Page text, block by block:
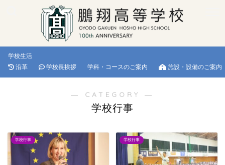
学校生活
沿革
学校長挨拶 学科・コースのご案内 施設・設備のご案内
― CATEGORY ―
学校行事
学校行事 学校行事